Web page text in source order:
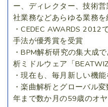
ー、ディレクター、技術
社業務などあらゆる業務を
・CEDEC AWARDS 2012
手法が優秀賞を受賞
・BPM解析研究の集大成
析ミドルウェア「
・現在も、毎月新しい機
・楽曲解析とグローバル
年まで数か月の59歳のオヤ